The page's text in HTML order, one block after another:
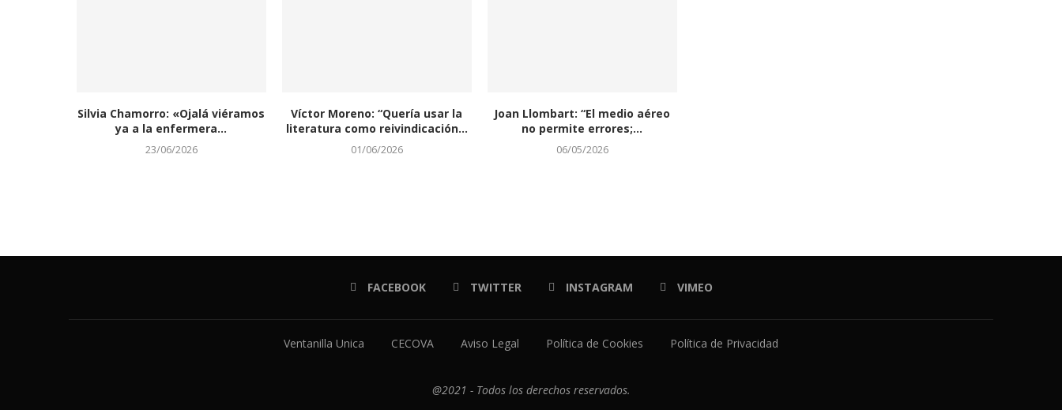
Silvia Chamorro: «Ojalá viéramos
ya a la enfermera...
23/06/2026
Víctor Moreno: “Quería usar la
literatura como reivindicación...
01/06/2026
Joan Llombart: “El medio aéreo
no permite errores;...
06/05/2026
FACEBOOK TWITTER INSTAGRAM VIMEO
Ventanilla Unica CECOVA Aviso Legal Política de Cookies Política de Privacidad
@2021 - Todos los derechos reservados.